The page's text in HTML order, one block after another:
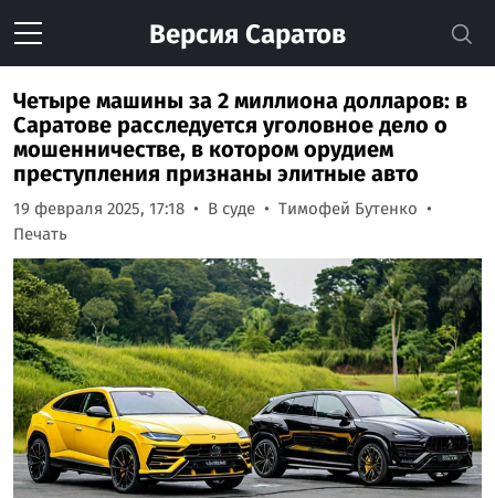
Версия Саратов
Четыре машины за 2 миллиона долларов: в
Саратове расследуется уголовное дело о
мошенничестве, в котором орудием
преступления признаны элитные авто
19 февраля 2025, 17:18 В суде
Тимофей Бутенко
Печать